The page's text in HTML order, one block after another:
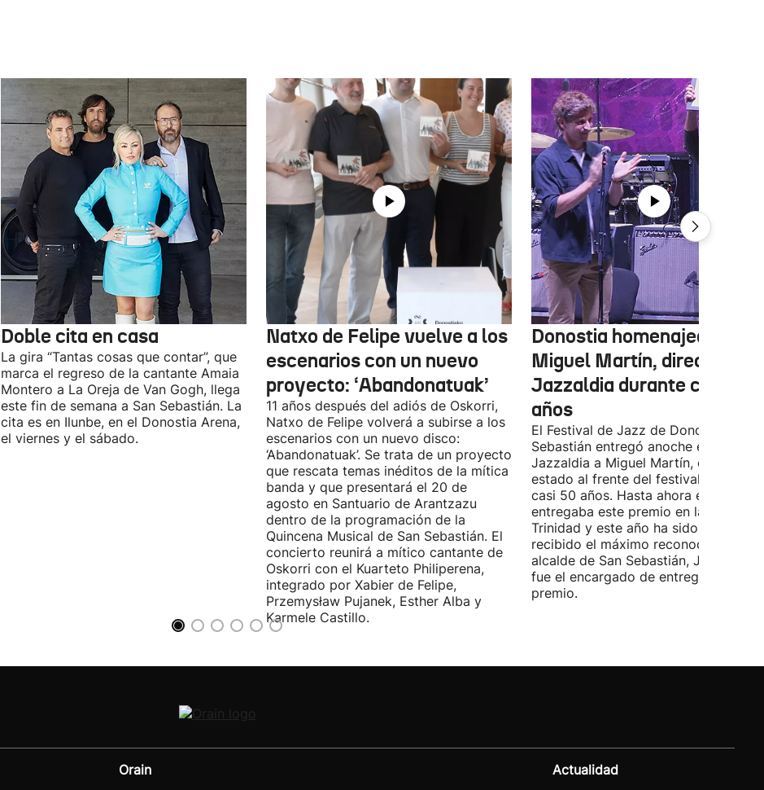
Doble cita en casa
La gira “Tantas cosas que contar”, que
marca el regreso de la cantante Amaia
Montero a La Oreja de Van Gogh, llega
este fin de semana a San Sebastián. La
cita es en Ilunbe, en el Donostia Arena,
el viernes y el sábado.
Natxo de Felipe vuelve a los
escenarios con un nuevo
proyecto: ‘Abandonatuak’
11 años después del adiós de Oskorri,
Natxo de Felipe volverá a subirse a los
escenarios con un nuevo disco:
‘Abandonatuak’. Se trata de un proyecto
que rescata temas inéditos de la mítica
banda y que presentará el 20 de
agosto en Santuario de Arantzazu
dentro de la programación de la
Quincena Musical de San Sebastián. El
concierto reunirá a mítico cantante de
Oskorri con el Kuarteto Philiperena,
integrado por Xabier de Felipe,
Przemysław Pujanek, Esther Alba y
Karmele Castillo.
Donostia homenajea a
Miguel Martín, director del
Jazzaldia durante casi 50
años
El Festival de Jazz de Donostia-San
Sebastián entregó anoche el premio
Jazzaldia a Miguel Martín, quien ha
estado al frente del festival durante
casi 50 años. Hasta ahora era él
entregaba este premio en la Plaza
Trinidad y este año ha sido él quien
recibido el máximo reconocimiento.
alcalde de San Sebastián, Jon
fue el encargado de entregarle el
premio.
Orain Actualidad